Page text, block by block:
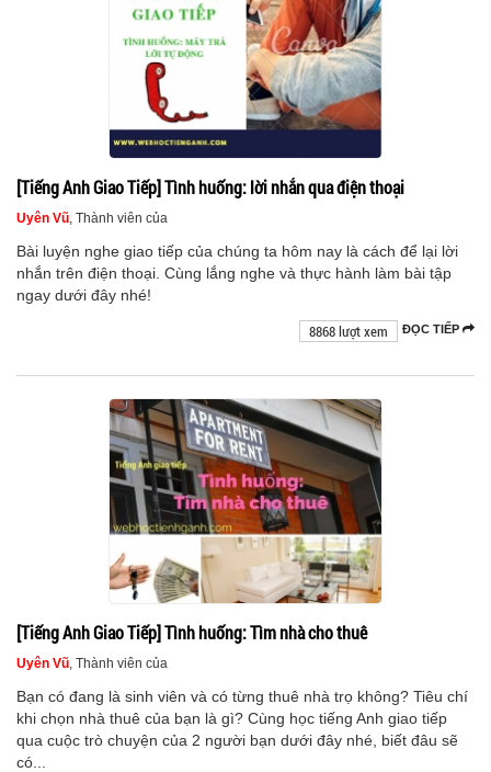
[Tiếng Anh Giao Tiếp] Tình huống: lời nhắn qua điện thoại
Uyên Vũ , Thành viên của
Bài luyện nghe giao tiếp của chúng ta hôm nay là cách để lại lời
nhắn trên điện thoại. Cùng lắng nghe và thực hành làm bài tập
ngay dưới đây nhé!
ĐỌC TIẾP
8868 lượt xem
[Tiếng Anh Giao Tiếp] Tình huống: Tìm nhà cho thuê
Uyên Vũ , Thành viên của
Bạn có đang là sinh viên và có từng thuê nhà trọ không? Tiêu chí
khi chọn nhà thuê của bạn là gì? Cùng học tiếng Anh giao tiếp
qua cuộc trò chuyện của 2 người bạn dưới đây nhé, biết đâu sẽ
có...